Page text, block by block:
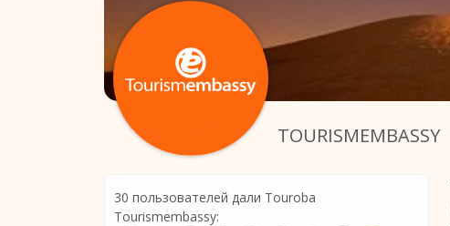
TOURISMEMBASSY
30 пользователей дали Touroba
Tourismembassy: